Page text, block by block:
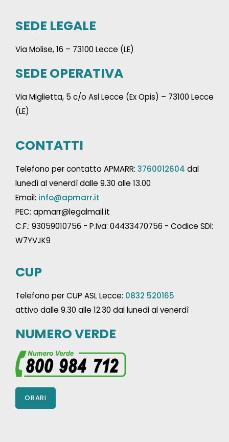
SEDE LEGALE
Via Molise, 16 – 73100 Lecce (LE)
SEDE OPERATIVA
Via Miglietta, 5 c/o Asl Lecce (Ex Opis) – 73100 Lecce
(LE)
CONTATTI
Telefono per contatto APMARR: 3760012604 dal
lunedì al venerdì dalle 9.30 alle 13.00
Email: info@apmarr.it
PEC: apmarr@legalmail.it
C.F.: 93059010756 - P.Iva: 04433470756 - Codice SDI:
W7YVJK9
CUP
Telefono per CUP ASL Lecce: 0832 520165
attivo dalle 9.30 alle 12.30 dal lunedi al venerdì
NUMERO VERDE
ORARI